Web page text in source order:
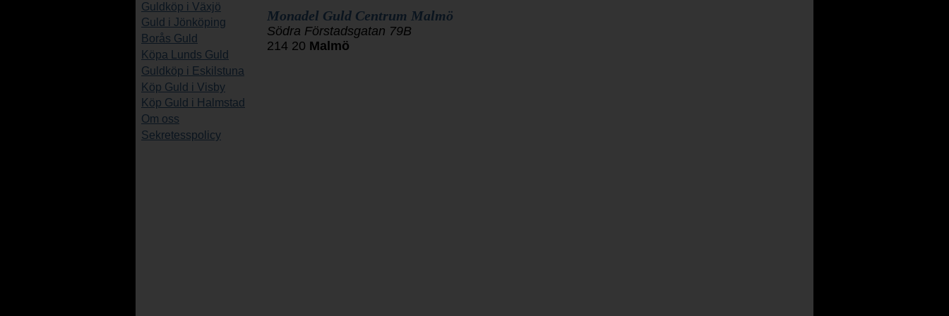
Guldköp i Växjö
Guld i Jönköping
Borås Guld
Köpa Lunds Guld
Guldköp i Eskilstuna
Köp Guld i Visby
Köp Guld i Halmstad
Om oss
Sekretesspolicy
Monadel Guld Centrum Malmö
Södra Förstadsgatan 79B
214 20 Malmö